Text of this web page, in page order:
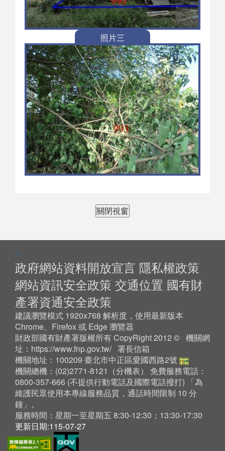
照片三
關閉視窗
:::
政府網站資料開放宣言 隱私權政策
網站資訊安全政策 交通位置 國有財
產署資通安全政策
建議瀏覽模式 1920x768 解析度，使用最新版本
Chrome、Firefox 或 Edge 瀏覽器
財政部國有財產署版權所有 CopyRight 2012 © 機關網
址： https://www.fnp.gov.tw/ 署長信箱
機關地址：100209 臺北市中正區愛國西路2號
機關總機：(02)2771-8121（分機表） 免費服務電話：
0800-357-666 (不提供行動電話及國際電話撥打) 「為
維護民眾使用本專線服務品質，通話時間限制 10 分
鐘」。
服務時間：星期一至星期五 8:30-12:30；13:30-17:30
更新日期:115-07-27